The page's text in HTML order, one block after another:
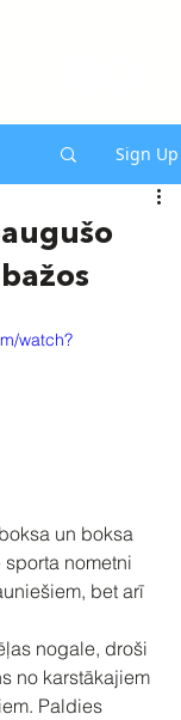
Sign Up
watch?
un boksa
nometni
bet arī
nogale, droši
no karstākajiem
Paldies